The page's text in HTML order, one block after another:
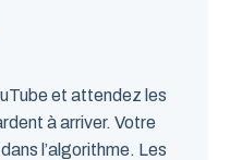
et attendez les
à arriver. Votre
l’algorithme. Les